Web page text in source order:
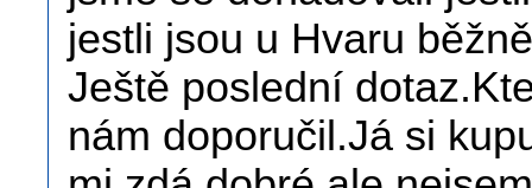
jestli jsou u Hvaru
Ještě poslední
nám doporučil.Já si